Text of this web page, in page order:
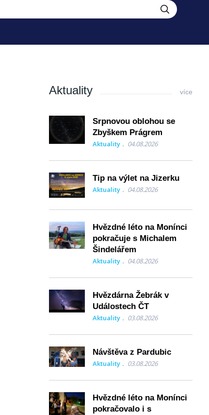
Aktuality více
Srpnovou oblohou se
Zbyškem Prágrem
Aktuality 04.08.2026
Tip na výlet na Jizerku
Aktuality 04.08.2026
Hvězdné léto na Monínci
pokračuje s Michalem
Šindelářem
Aktuality 04.08.2026
Hvězdárna Žebrák v
Událostech ČT
Aktuality 03.08.2026
Návštěva z Pardubic
Aktuality 03.08.2026
Hvězdné léto na Monínci
pokračovalo i s